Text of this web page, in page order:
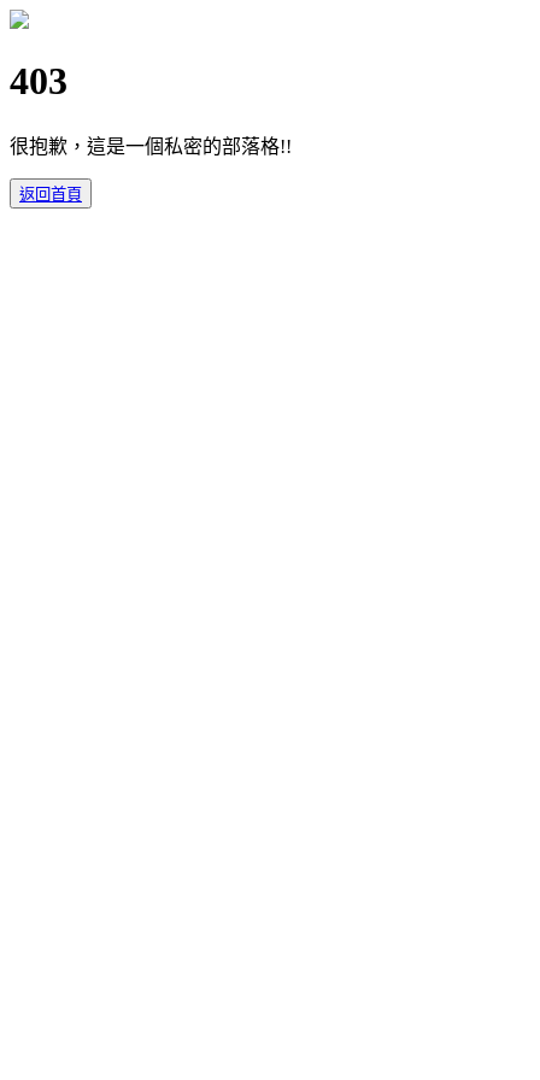
403
很抱歉，這是一個私密的部落格!!
返回首頁